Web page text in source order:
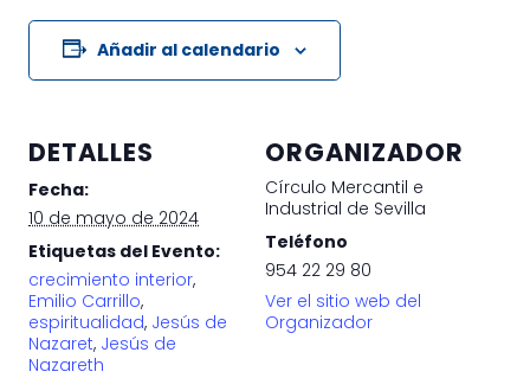
Añadir al calendario
DETALLES
Fecha:
10 de mayo de 2024
Etiquetas del Evento:
crecimiento interior,
Emilio Carrillo,
espiritualidad, Jesús de
Nazaret, Jesús de
Nazareth
ORGANIZADOR
Círculo Mercantil e
Industrial de Sevilla
Teléfono
954 22 29 80
Ver el sitio web del
Organizador